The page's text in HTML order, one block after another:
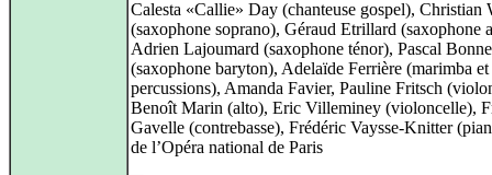
Calesta «Callie» Day (chanteuse gospel), Christian
(saxophone soprano), Géraud Etrillard (saxophone
Adrien Lajoumard (saxophone ténor), Pascal
(saxophone baryton), Adelaïde Ferrière (marimba et
percussions), Amanda Favier, Pauline Fritsch
Benoît Marin (alto), Eric Villeminey (violoncelle),
Gavelle (contrebasse), Frédéric Vaysse-Knitter
de l’Opéra national de Paris